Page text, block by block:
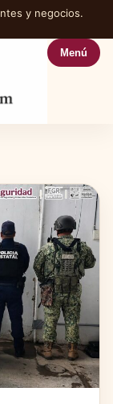
y negocios.
Menú